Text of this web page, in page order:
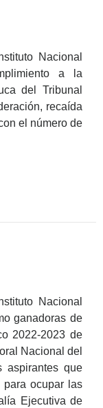
Nacional
a la
del Tribunal
recaída
el número de
Nacional
ganadoras de
2022-2023 de
Nacional del
aspirantes que
para ocupar las
Ejecutiva de